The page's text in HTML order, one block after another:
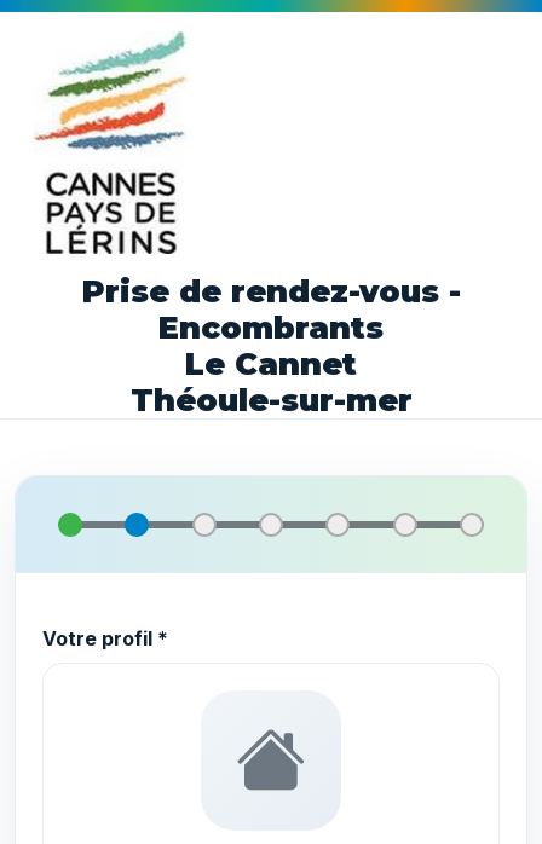
Prise de rendez-vous -
Encombrants
Le Cannet
Théoule-sur-mer
Votre profil *